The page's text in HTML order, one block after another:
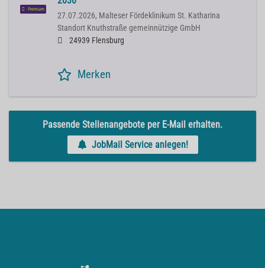
Premium
27.07.2026, Malteser Fördeklinikum St. Katharina
Standort Knuthstraße gemeinnützige GmbH
24939 Flensburg
Merken
Passende Stellenangebote per E-Mail erhalten.
JobMail Service anlegen!